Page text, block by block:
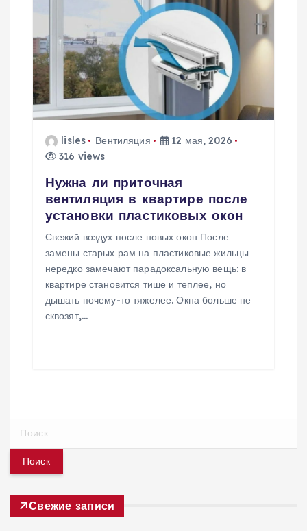
lisles Вентиляция
12 мая, 2026
316 views
Нужна ли приточная
вентиляция в квартире после
установки пластиковых окон
Свежий воздух после новых окон После
замены старых рам на пластиковые жильцы
нередко замечают парадоксальную вещь: в
квартире становится тише и теплее, но
дышать почему-то тяжелее. Окна больше не
сквозят,…
т
Свежие записи